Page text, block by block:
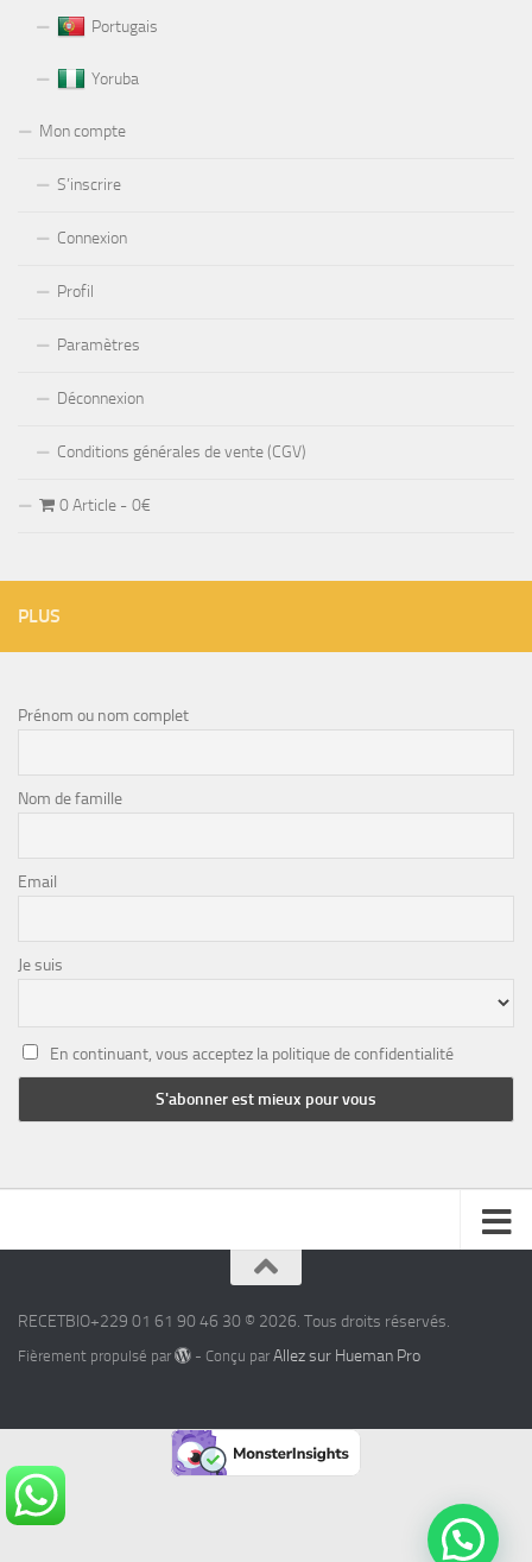
Portugais
Yoruba
Mon compte
S’inscrire
Connexion
Profil
Paramètres
Déconnexion
Conditions générales de vente (CGV)
0 Article 0€
PLUS
Prénom ou nom complet
Nom de famille
Email
Je suis
En continuant, vous acceptez la politique de confidentialité
RECETBIO+229 01 61 90 46 30 © 2026. Tous droits réservés.
Fièrement propulsé par - Conçu par Allez sur Hueman Pro